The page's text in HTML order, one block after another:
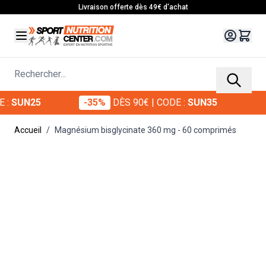
Livraison offerte dès 49€ d'achat
Rechercher...
-35% DÈS 90€| CODE :SUN35
Accueil / Magnésium bisglycinate 360 mg - 60 comprimés